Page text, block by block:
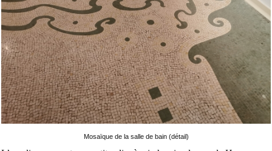
Mosaïque de la salle de bain (détail)